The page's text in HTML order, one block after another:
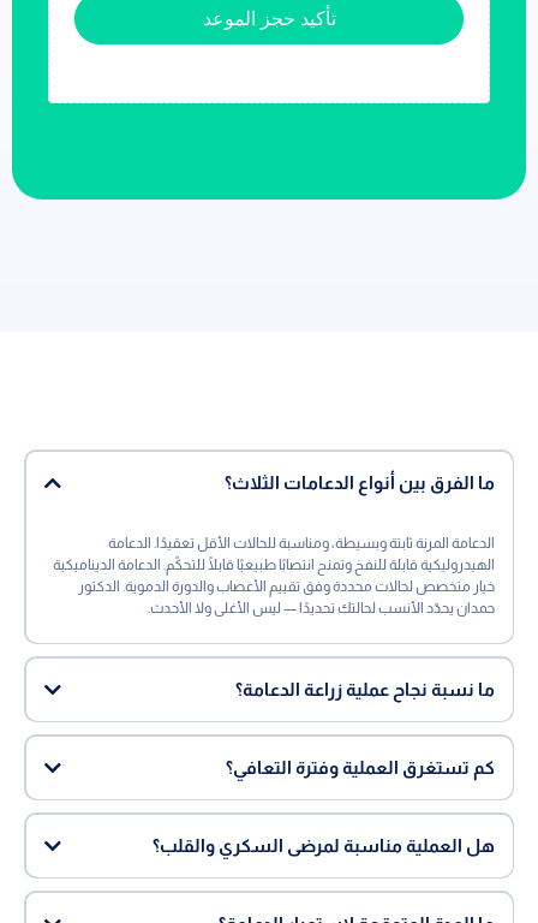
تأكيد حجز الموعد
ما الفرق بين أنواع الدعامات الثلاث؟
الدعامة المرنة ثابتة وبسيطة، ومناسبة للحالات الأقل تعقيدًا. الدعامة
الهيدروليكية قابلة للنفخ وتمنح انتصابًا طبيعيًا قابلًا للتحكّم. الدعامة الديناميكية
خيار متخصص لحالات محددة وفق تقييم الأعصاب والدورة الدموية. الدكتور
حمدان يحدّد الأنسب لحالتك تحديدًا — ليس الأغلى ولا الأحدث.
ما نسبة نجاح عملية زراعة الدعامة؟
كم تستغرق العملية وفترة التعافي؟
هل العملية مناسبة لمرضى السكري والقلب؟